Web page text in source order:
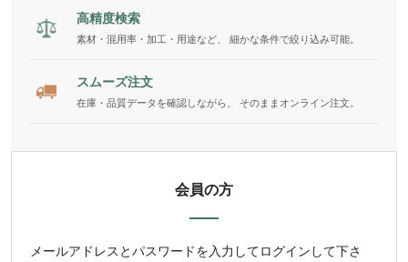
高精度検索
素材・混用率・加工・用途など、 細かな条件で絞り込み可能。
スムーズ注文
在庫・品質データを確認しながら、 そのままオンライン注文。
会員の方
メールアドレス とパスワードを入力してログインして下さ